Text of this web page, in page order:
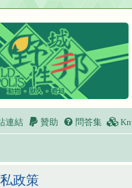
連結 贊助 問答集
政策